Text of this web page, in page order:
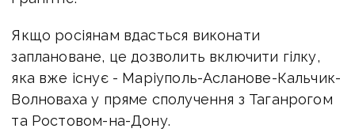
Якщо росіянам вдасться виконати
заплановане, це дозволить включити гілку,
яка вже існує - Маріуполь-Асланове-Кальчик-
Волноваха у пряме сполучення з Таганрогом
та Ростовом-на-Дону.